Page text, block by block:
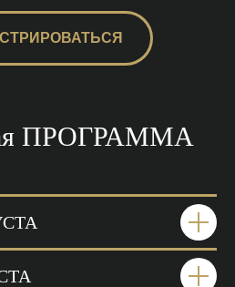
ПРОГРАММА